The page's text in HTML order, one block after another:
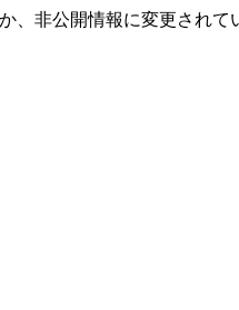
、非公開情報に変更されて